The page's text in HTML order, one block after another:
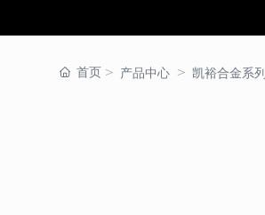
首页 产品中心 凯裕合金系列